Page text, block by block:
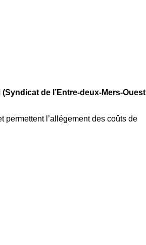
de l’Entre-deux-Mers-Ouest
l’allégement des coûts de